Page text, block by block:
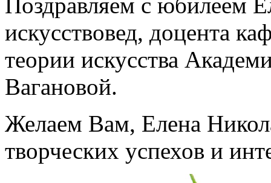
искусствовед, доцента
теории искусства
Вагановой.
Желаем Вам, Елена
творческих успехов и